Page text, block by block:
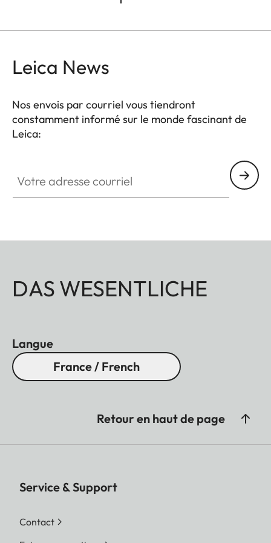
Leica News
Nos envois par courriel vous tiendront
constamment informé sur le monde fascinant de
Leica:
DAS WESENTLICHE
Langue
France / French
Retour en haut de page
Service & Support
Contact